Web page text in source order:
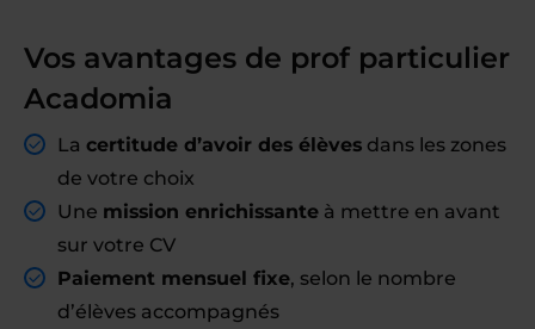
Vos avantages de prof particulier
Acadomia
La certitude d’avoir des élèves dans les zones
de votre choix
Une mission enrichissante à mettre en avant
sur votre CV
Paiement mensuel fixe, selon le nombre
d’élèves accompagnés